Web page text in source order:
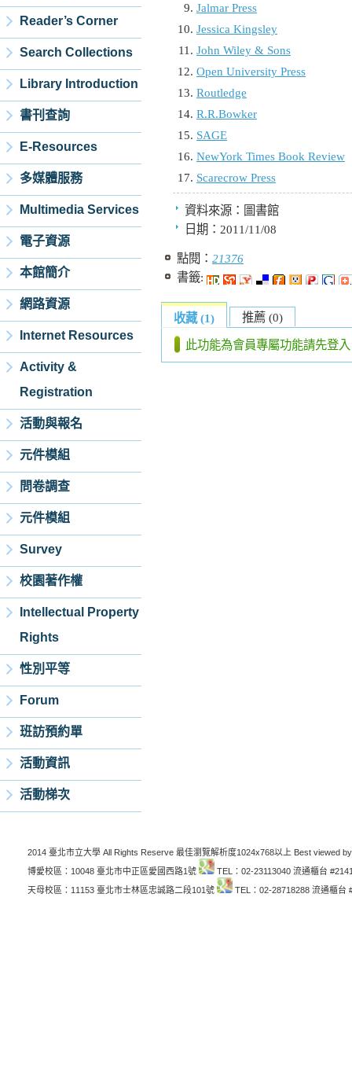
Reader’s Corner
Search Collections
Library Introduction
書刊查詢
E-Resources
多媒體服務
Multimedia Services
電子資源
本館簡介
網路資源
Internet Resources
Activity &
Registration
活動與報名
元件模組
問卷調查
元件模組
Survey
校園著作權
Intellectual Property
Rights
性別平等
Forum
班訪預約單
活動資訊
活動梯次
Jalmar Press
Jessica Kingsley
John Wiley & Sons
Open University Press
Routledge
R.R.Bowker
SAGE
NewYork Times Book Review
Scarecrow Press
資料來源： 圖書館
日期： 2011/11/08
點閱： 21376
書籤:
收藏 (1) 推薦 (0)
此功能為會員專屬功能請先登入
2014 臺北市立大學 All Rights Reserve 最佳瀏覽解析度1024x768以上 Best viewed
博愛校區：10048 臺北市中正區愛國西路1號
TEL：02-23113040 流通櫃台
天母校區：11153 臺北市士林區忠誠路二段101號
TEL：02-28718288 流通櫃台